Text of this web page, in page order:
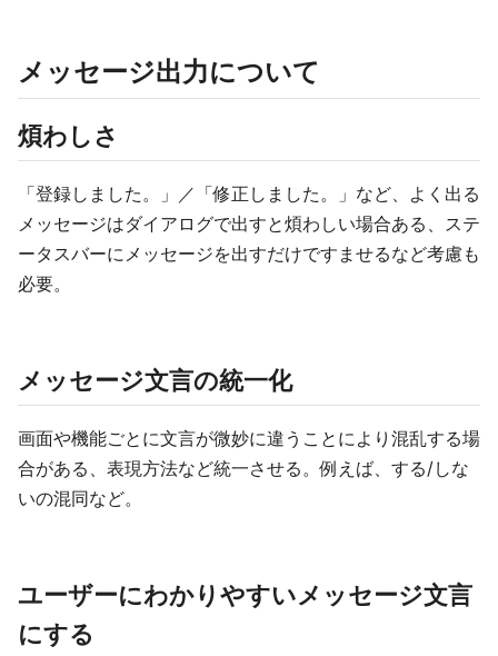
メッセージ出力について
煩わしさ
「登録しました。」／「修正しました。」など、よく出る
メッセージはダイアログで出すと煩わしい場合ある、ステ
ータスバーにメッセージを出すだけですませるなど考慮も
必要。
メッセージ文言の統一化
画面や機能ごとに文言が微妙に違うことにより混乱する場
合がある、表現方法など統一させる。例えば、する/しな
いの混同など。
ユーザーにわかりやすいメッセージ文言
にする